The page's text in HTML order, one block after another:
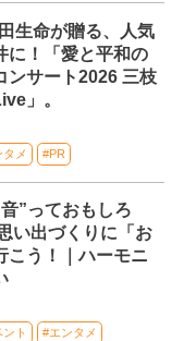
生命が贈る、人気
に！「愛と平和の
ンサート2026 三枝
」。
タメ #PR
”っておもしろ
い出づくりに「お
こう！｜ハーモニ
ント #エンタメ